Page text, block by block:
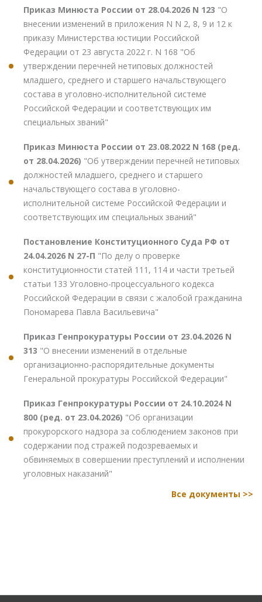
Приказ Минюста России от 28.04.2026 N 123 "О
внесении изменений в приложения N N 2, 8, 9 и 12 к
приказу Министерства юстиции Российской
Федерации от 23 августа 2022 г. N 168 "Об
утверждении перечней нетиповых должностей
младшего, среднего и старшего начальствующего
состава в уголовно-исполнительной системе
Российской Федерации и соответствующих им
специальных званий"
Приказ Минюста России от 23.08.2022 N 168 (ред.
от 28.04.2026) "Об утверждении перечней нетиповых
должностей младшего, среднего и старшего
начальствующего состава в уголовно-
исполнительной системе Российской Федерации и
соответствующих им специальных званий"
Постановление Конституционного Суда РФ от
24.04.2026 N 27-П "По делу о проверке
конституционности статей 111, 114 и части третьей
статьи 133 Уголовно-процессуального кодекса
Российской Федерации в связи с жалобой гражданина
Пономарева Павла Васильевича"
Приказ Генпрокуратуры России от 23.04.2026 N
313 "О внесении изменений в отдельные
организационно-распорядительные документы
Генеральной прокуратуры Российской Федерации"
Приказ Генпрокуратуры России от 24.10.2024 N
800 (ред. от 23.04.2026) "Об организации
прокурорского надзора за соблюдением законов при
содержании под стражей подозреваемых и
обвиняемых в совершении преступлений и исполнении
уголовных наказаний"
Все документы >>